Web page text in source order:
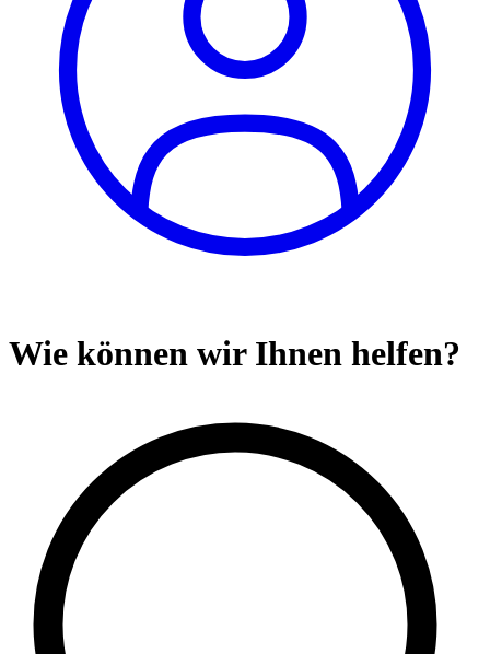
Wie können wir Ihnen helfen?